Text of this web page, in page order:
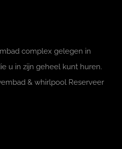
complex gelegen in
u in zijn geheel kunt huren.
& whirlpool Reserveer